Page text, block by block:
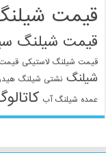
قیمت
قیمت شیلنگ
قیمت شیلنگ لاستیکی
شیلنگ نشتی شیلنگ
عمده شیلنگ آب